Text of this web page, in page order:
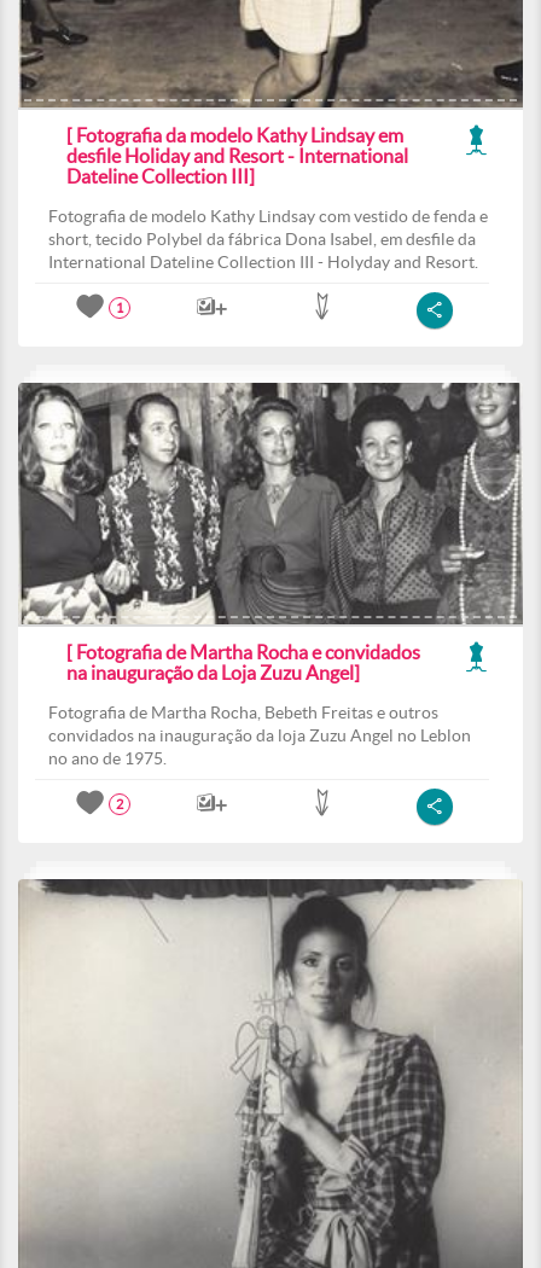
[ Fotografia da modelo Kathy Lindsay em
desfile Holiday and Resort - International
Dateline Collection III]
Fotografia de modelo Kathy Lindsay com vestido de fenda e
short, tecido Polybel da fábrica Dona Isabel, em desfile da
International Dateline Collection III - Holyday and Resort.
1
[ Fotografia de Martha Rocha e convidados
na inauguração da Loja Zuzu Angel]
Fotografia de Martha Rocha, Bebeth Freitas e outros
convidados na inauguração da loja Zuzu Angel no Leblon
no ano de 1975.
2